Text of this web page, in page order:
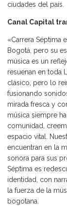
ciudades del país.
Canal Capital
«Carrera Séptima
Bogotá, pero su
música es un
resuenan en toda
clásico, pero lo
fusionando
mirada fresca y
música siempre
comunidad,
espacio vital.
encuentran en la
sonora para sus
Séptima es
identidad, con
la fuerza de la
bogotana.